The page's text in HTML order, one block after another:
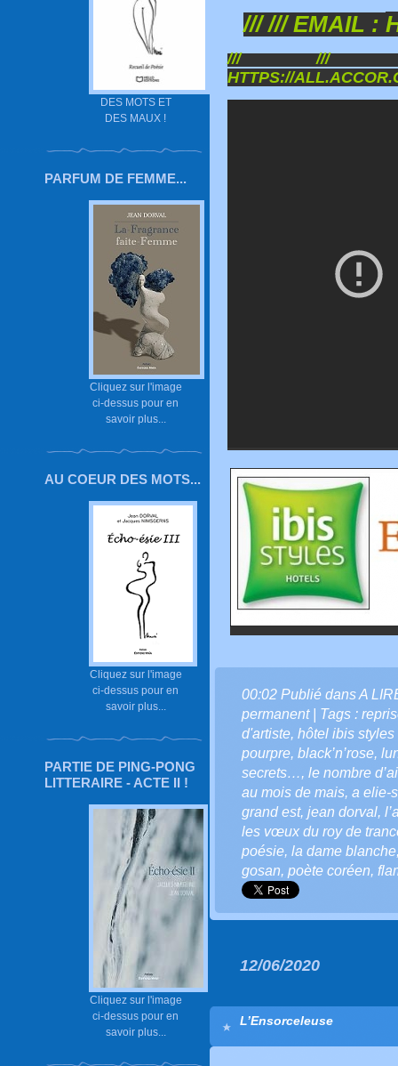
DES MOTS ET
DES MAUX !
PARFUM DE FEMME...
Cliquez sur l'image
ci-dessus pour en
savoir plus...
AU COEUR DES MOTS...
Cliquez sur l'image
ci-dessus pour en
savoir plus...
PARTIE DE PING-PONG
LITTERAIRE - ACTE II !
Cliquez sur l'image
ci-dessus pour en
savoir plus...
/// /// EMAIL :
/// ///
HTTPS://
00:02 Publié dansA
permanent| Tags :
d'artiste, hôtel ibis styles
pourpre, black’n’rose,
secrets…, le nombre
au mois de mais, a elie-
grand est, jean dorval,
les vœux du roy de
poésie, la dame blanche
gosan, poète coréen,
12/06/2020
L’Ensorceleuse